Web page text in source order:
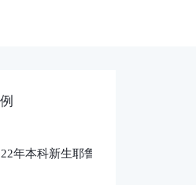
年本科新生耶鲁大学